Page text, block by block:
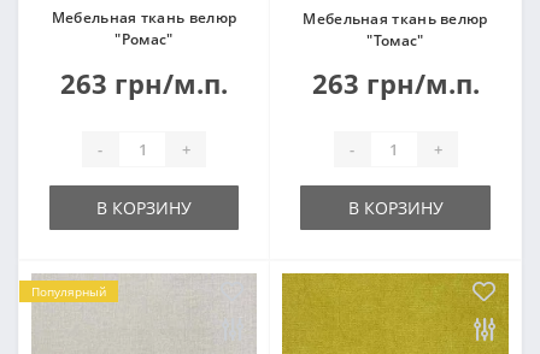
Мебельная ткань велюр
"Ромас"
263 грн/м.п.
- +
В КОРЗИНУ
Мебельная ткань велюр
"Томас"
263 грн/м.п.
- +
В КОРЗИНУ
Популярный